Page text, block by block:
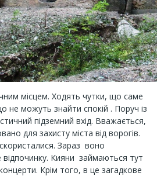
місцем. Ходять чутки, що саме
не можуть знайти спокій . Поруч із
підземний вхід. Вважається,
для захисту міста від ворогів.
Зараз воно
відпочинку. Кияни займаються тут
Крім того, в це загадкове